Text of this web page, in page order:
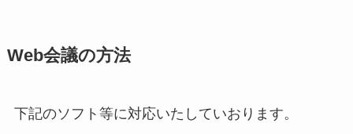
Web会議の方法
下記のソフト等に対応いたしていおります。